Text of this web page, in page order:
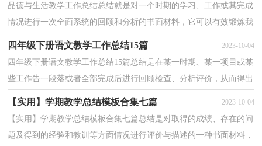
品德与生活教学工作总结总结就是对一个时期的学习、工作或其完成
情况进行一次全面系统的回顾和分析的书面材料，它可以有效锻炼我
四年级下册语文教学工作总结15篇 2023-10-04
四年级下册语文教学工作总结15篇总结是在某一时期、某一项目或某
些工作告一段落或者全部完成后进行回顾检查、分析评价，从而得出
【实用】学期教学总结模板合集七篇 2023-10-04
【实用】学期教学总结模板合集七篇总结是对取得的成绩、存在的问
题及得到的经验和教训等方面情况进行评价与描述的一种书面材料，